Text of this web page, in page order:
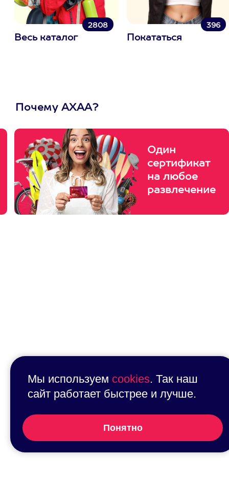
2808
Весь каталог
396
Покататься
Почему АХАА?
Один
сертификат
на любое
развлечение
Мы используем cookies. Так наш
сайт работает быстрее и лучше.
Понятно